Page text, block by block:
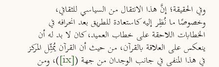
وفي الحقيقة؛ إنَّ هذا الانتقال من السياسي للثقافي،
وخصوصًا ما نُظِر إليه كاستعادة للطريق بعد انحرافه في
الخطابات اللاحقة على خطاب العميد، كان لا بد له أن
ينعكس على العلاقة بالقرآن، من حيث أن القرآن يُمثِّل المركز
في هذا المنفى في جانب الوجدان من جهة ([ix] )، ومن